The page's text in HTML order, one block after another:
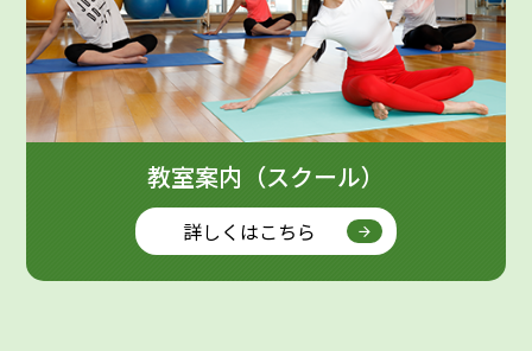
教室案内（スクール）
詳しくはこちら